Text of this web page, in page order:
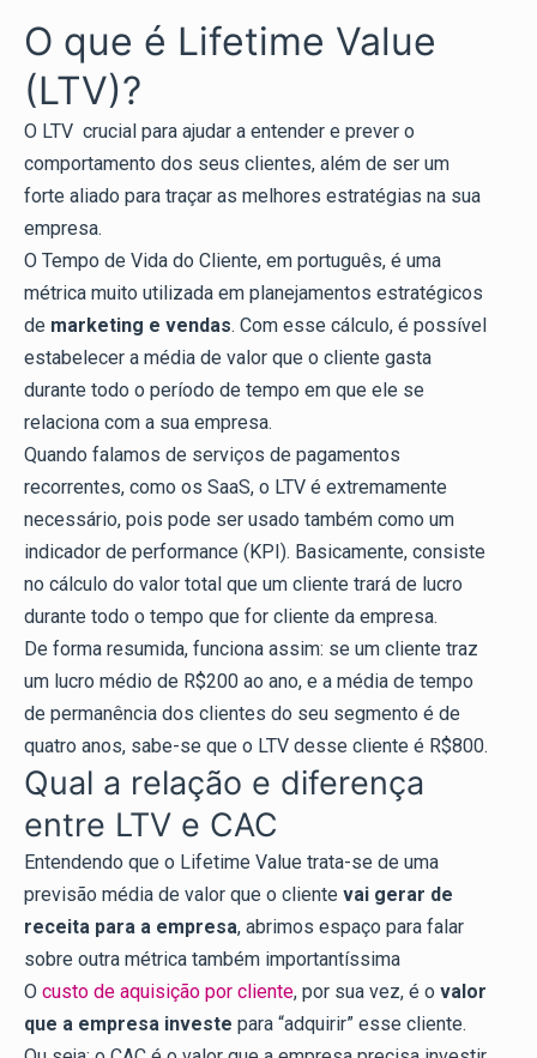
O que é Lifetime Value
(LTV)?
O LTV crucial para ajudar a entender e prever o
comportamento dos seus clientes, além de ser um
forte aliado para traçar as melhores estratégias na sua
empresa.
O Tempo de Vida do Cliente, em português, é uma
métrica muito utilizada em planejamentos estratégicos
de marketing e vendas. Com esse cálculo, é possível
estabelecer a média de valor que o cliente gasta
durante todo o período de tempo em que ele se
relaciona com a sua empresa.
Quando falamos de serviços de pagamentos
recorrentes, como os SaaS, o LTV é extremamente
necessário, pois pode ser usado também como um
indicador de performance (KPI). Basicamente, consiste
no cálculo do valor total que um cliente trará de lucro
durante todo o tempo que for cliente da empresa.
De forma resumida, funciona assim: se um cliente traz
um lucro médio de R$200 ao ano, e a média de tempo
de permanência dos clientes do seu segmento é de
quatro anos, sabe-se que o LTV desse cliente é R$800.
Qual a relação e diferença
entre LTV e CAC
Entendendo que o Lifetime Value trata-se de uma
previsão média de valor que o cliente vai gerar de
receita para a empresa, abrimos espaço para falar
sobre outra métrica também importantíssima
O custo de aquisição por cliente, por sua vez, é o valor
que a empresa investe para “adquirir” esse cliente.